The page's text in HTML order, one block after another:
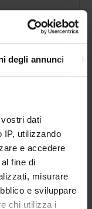
degli annunci
dati
IP, utilizzando
e accedere
fine di
misurare
e sviluppare
chi utilizza i
mutations of